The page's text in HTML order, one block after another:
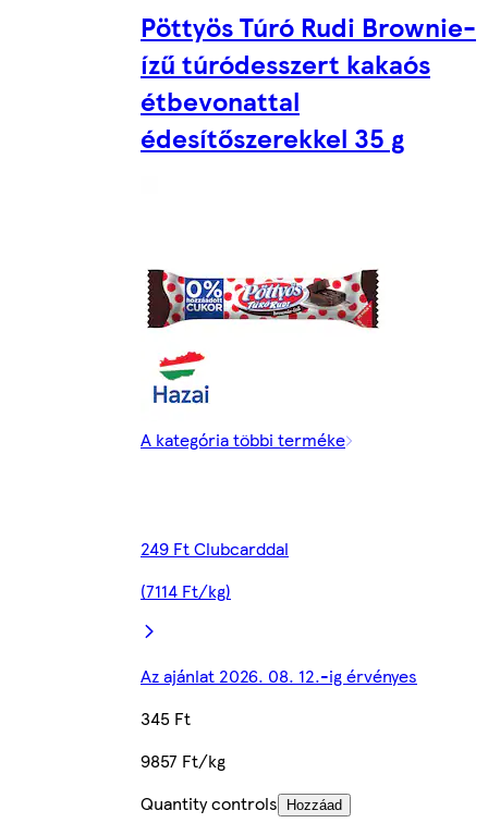
Pöttyös Túró Rudi Brownie-
ízű túródesszert kakaós
étbevonattal
édesítőszerekkel 35 g
A kategória többi terméke
249 Ft Clubcarddal
(7114 Ft/kg)
Az ajánlat 2026. 08. 12.-ig érvényes
345 Ft
9857 Ft/kg
Quantity controls
Hozzáad